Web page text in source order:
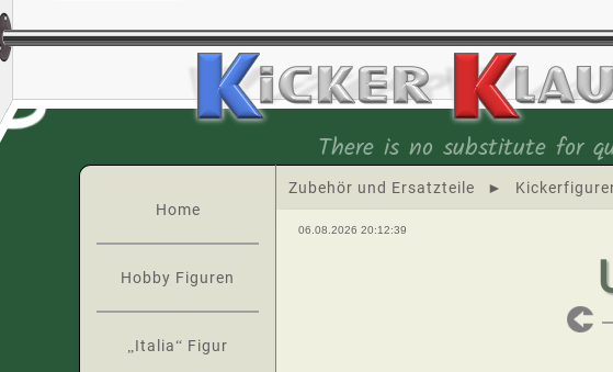
There is no substitute for
06.08.2026 20:12:39
Zubehör und Ersatzteile ►
Home
Hobby Figuren
„Italia“ Figur